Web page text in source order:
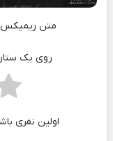
متن
روی یک
اولین نفری